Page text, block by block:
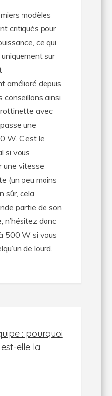
modèles
critiqués pour
ce qui
sur
amélioré depuis
conseillons ainsi
avec
une
W. C’est le
si vous
une vitesse
(un peu moins
sûr, cela
partie de son
n’hésitez donc
500 W si vous
de lourd.
: pourquoi
elle la